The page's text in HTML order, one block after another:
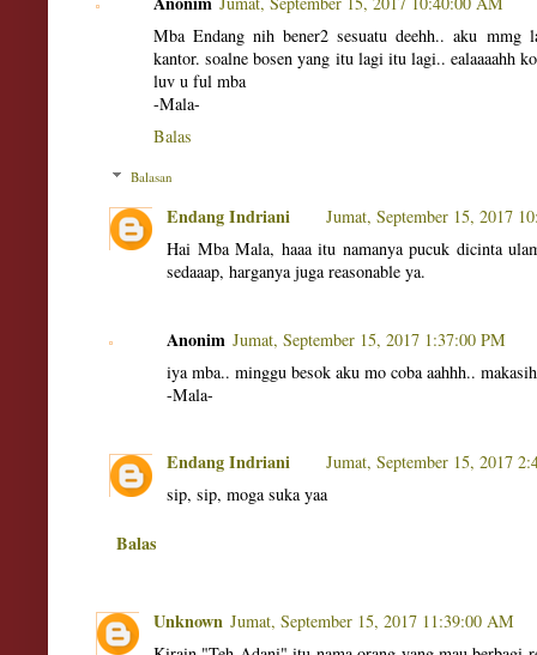
Mba Endang nih bener2 sesuatu deehh.. aku mmg
kantor. soalne bosen yang itu lagi itu lagi.. ealaaaahh
luv u ful mba
-Mala-
Balas
Balasan
Endang Indriani
Jumat, September 15, 2017
Hai Mba Mala, haaa itu namanya pucuk dicinta
sedaaap, harganya juga reasonable ya.
Anonim Jumat, September 15, 2017 1:37:00 PM
iya mba.. minggu besok aku mo coba aahhh..
-Mala-
Endang Indriani
Jumat, September 15, 2017
sip, sip, moga suka yaa
Balas
Unknown Jumat, September 15, 2017 11:39:00 AM